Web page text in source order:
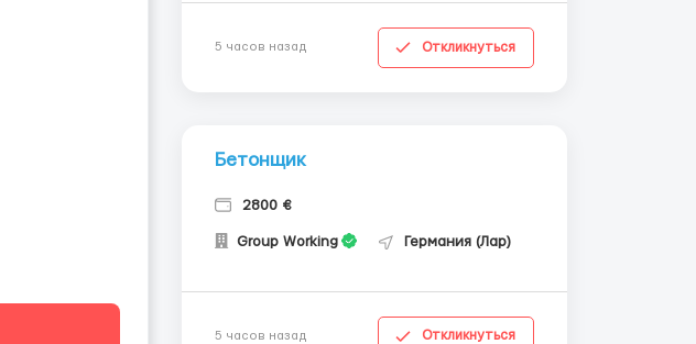
5 часов назад Откликнуться
Бетонщик
2800 €
Group Working Германия (Лар)
5 часов назад Откликнуться